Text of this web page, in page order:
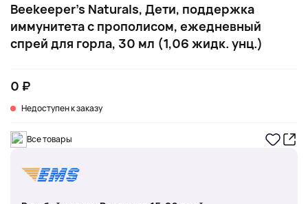
Beekeeper's Naturals, Дети, поддержка
иммунитета с прополисом, ежедневный
спрей для горла, 30 мл (1,06 жидк. унц.)
0 ₽
Недоступен к заказу
Все товары